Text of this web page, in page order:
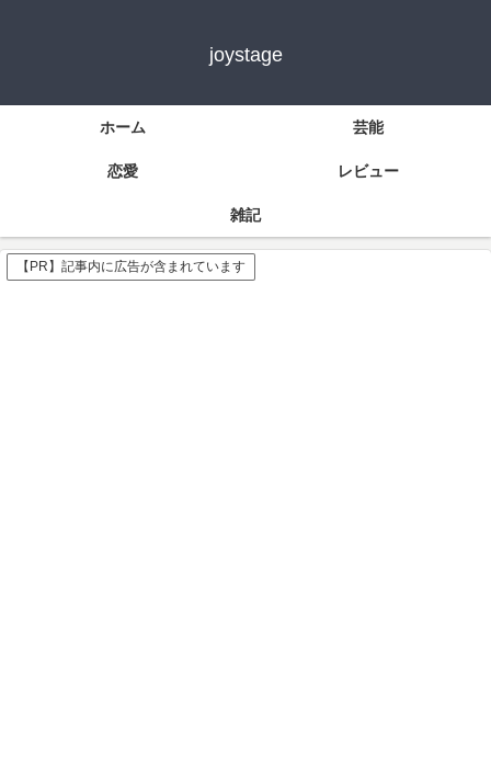
joystage
ホーム 芸能
恋愛 レビュー
雑記
【PR】記事内に広告が含まれています